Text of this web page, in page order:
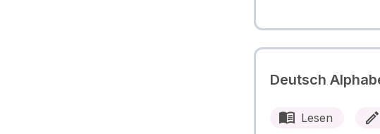
Deutsch
Lesen